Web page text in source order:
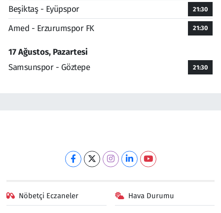
Beşiktaş - Eyüpspor 21:30
Amed - Erzurumspor FK 21:30
17 Ağustos, Pazartesi
Samsunspor - Göztepe
21:30
Nöbetçi Eczaneler Hava Durumu